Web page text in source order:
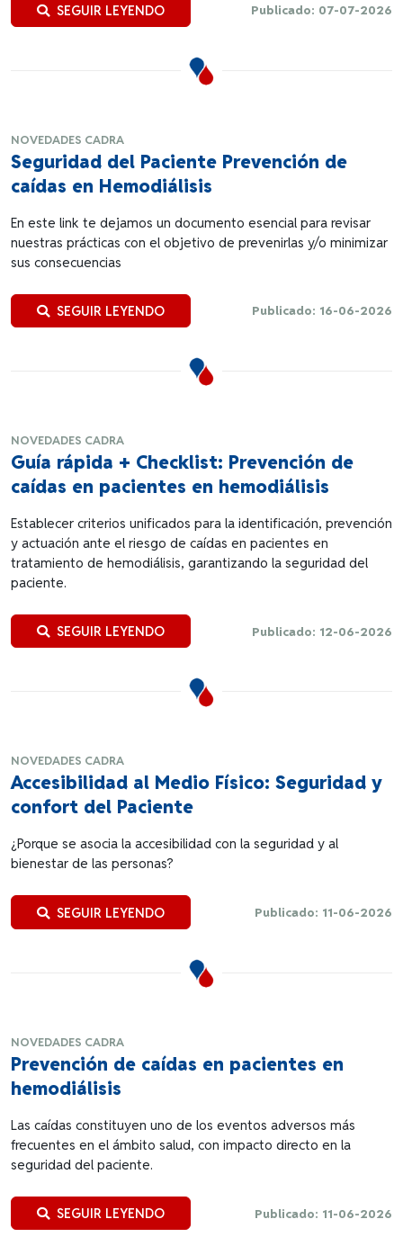
SEGUIR LEYENDO Publicado: 07-07-2026
NOVEDADES CADRA
Seguridad del Paciente Prevención de
caídas en Hemodiálisis
En este link te dejamos un documento esencial para revisar
nuestras prácticas con el objetivo de prevenirlas y/o minimizar
sus consecuencias
SEGUIR LEYENDO Publicado: 16-06-2026
NOVEDADES CADRA
Guía rápida + Checklist: Prevención de
caídas en pacientes en hemodiálisis
Establecer criterios unificados para la identificación, prevención
y actuación ante el riesgo de caídas en pacientes en
tratamiento de hemodiálisis, garantizando la seguridad del
paciente.
SEGUIR LEYENDO Publicado: 12-06-2026
NOVEDADES CADRA
Accesibilidad al Medio Físico: Seguridad y
confort del Paciente
¿Porque se asocia la accesibilidad con la seguridad y al
bienestar de las personas?
SEGUIR LEYENDO Publicado: 11-06-2026
NOVEDADES CADRA
Prevención de caídas en pacientes en
hemodiálisis
Las caídas constituyen uno de los eventos adversos más
frecuentes en el ámbito salud, con impacto directo en la
seguridad del paciente.
SEGUIR LEYENDO Publicado: 11-06-2026